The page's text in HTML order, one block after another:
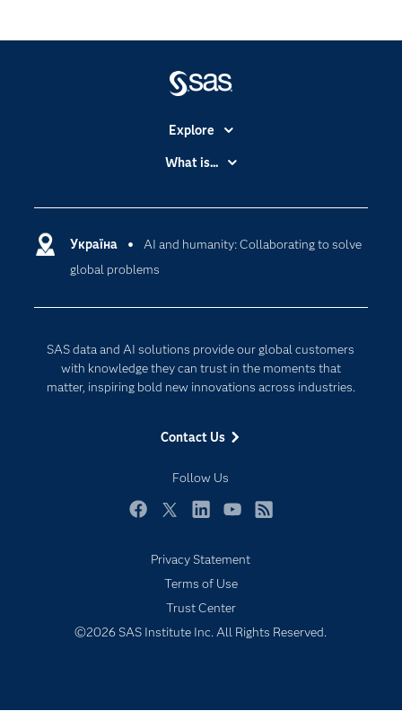
Україна
AI and humanity: Collaborating to solve
global problems
SAS data and AI solutions provide our global customers
with knowledge they can trust in the moments that
matter, inspiring bold new innovations across industries.
Contact Us
Follow Us
Explore
Certification
Communities
For Educators
Events
Newsroom
Products
Solutions
Support & Services
What is...
Cloud Computing
Generative AI
Privacy Statement
Terms of Use
Trust Center
©2026 SAS Institute Inc. All Rights Reserved.